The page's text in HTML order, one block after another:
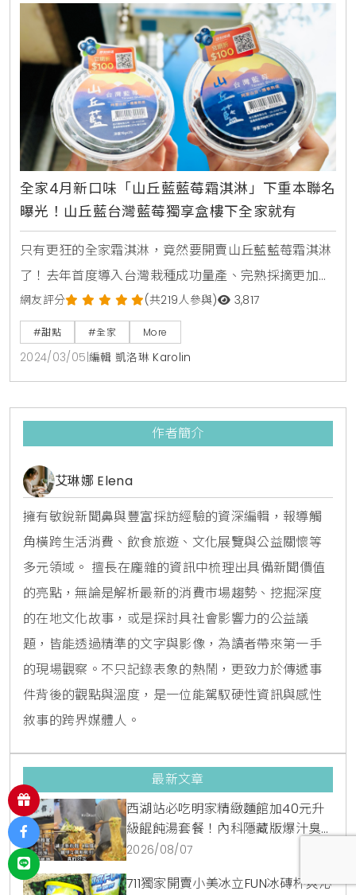
灣人愛喝手搖飲，據統計全台每年更可賣出近11億杯，
全家便利商店搶攻千億手搖茶飲商機，4/17起推
全家4月新口味「山丘藍藍莓霜淇淋」下重本聯名
曝光！山丘藍台灣藍莓獨享盒樓下全家就有
只有更狂的全家霜淇淋，竟然要開賣山丘藍藍莓霜淇淋
了！去年首度導入台灣栽種成功量產、完熟採摘更加香
甜的藍莓品牌「山丘藍」，短短時間搶購一空。今年看
準藍莓控的狂愛，在三、四月藍莓產季於全台門市貨架
上開賣山丘藍台灣藍莓專區，只要吃過就回不去的山丘
藍現在到樓下全家就能吃到。並搶先預告4月份將重磅
祭出山丘藍藍莓霜淇淋，下重本的新口味一定要搶吃。
延伸閱讀：7-ELEVEN獨家販售「濟州島達克瓦茲」！韓
網友評分 (共219人參與) 3,817
#甜點 #全家 More
2024/03/05 編輯 凱洛琳 Karolin
作者簡介
艾琳娜 Elena
擁有敏銳新聞鼻與豐富採訪經驗的資深編輯，報導觸
角橫跨生活消費、飲食旅遊、文化展覽與公益關懷等
多元領域。 擅長在龐雜的資訊中梳理出具備新聞價值
的亮點，無論是解析最新的消費市場趨勢、挖掘深度
的在地文化故事，或是探討具社會影響力的公益議
題，皆能透過精準的文字與影像，為讀者帶來第一手
的現場觀察。不只記錄表象的熱鬧，更致力於傳遞事
件背後的觀點與溫度，是一位能駕馭硬性資訊與感性
敘事的跨界媒體人。
最新文章
西湖站必吃明家精緻麵館加40元升
級餛飩湯套餐！內科隱藏版爆汁臭
豆腐麵與牛肉麵疙瘩平價攻略
2026/08/07
711獨家開賣小美冰立FUN冰磚杯爽沁